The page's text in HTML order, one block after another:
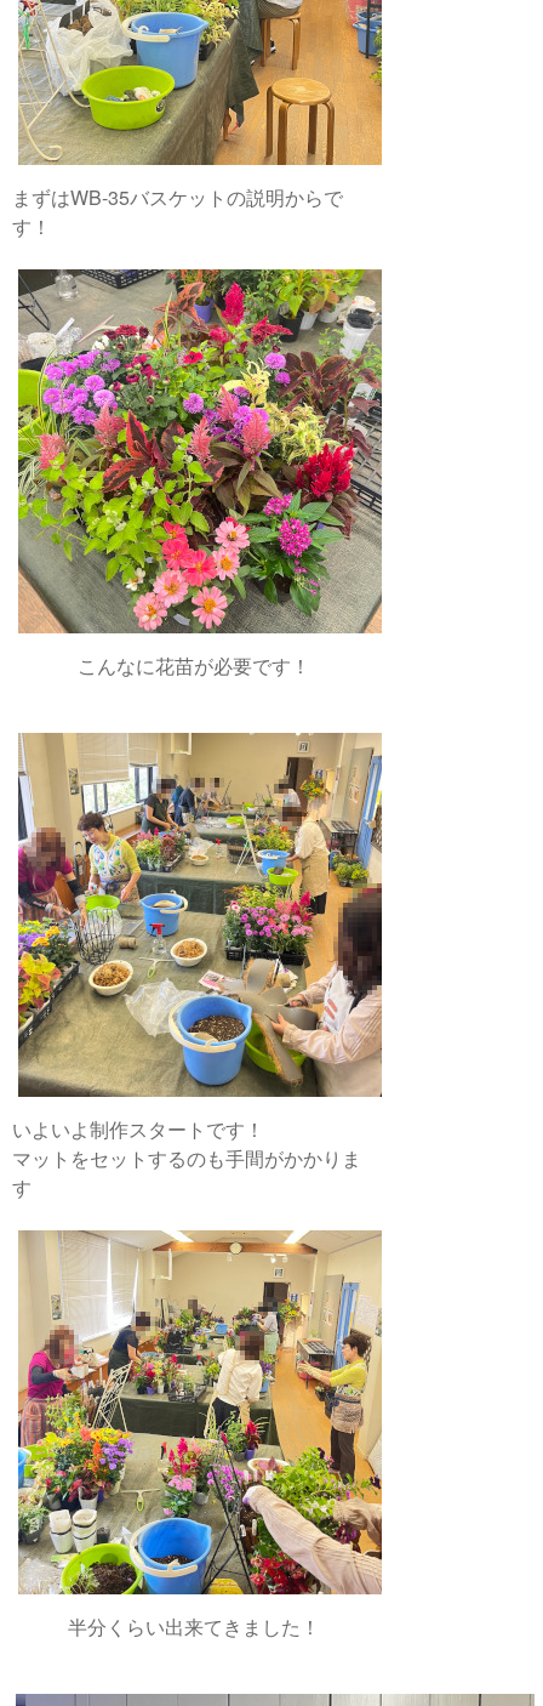
まずはWB-35バスケットの説明からで
す！
こんなに花苗が必要です！
いよいよ制作スタートです！
マットをセットするのも手間がかかりま
す
半分くらい出来てきました！